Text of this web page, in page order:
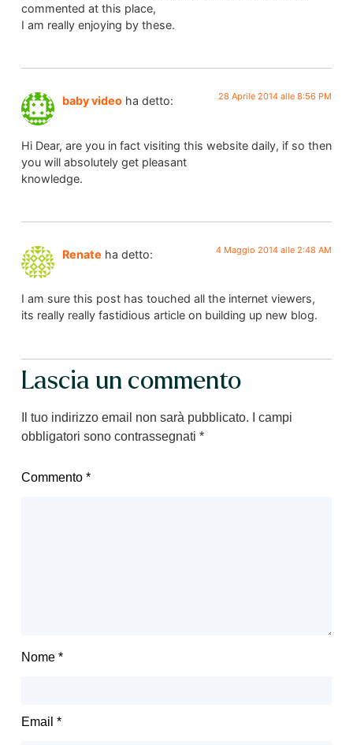
commented at this place,
I am really enjoying by these.
baby video ha detto: 28 Aprile 2014 alle 8:56 PM
Hi Dear, are you in fact visiting this website daily, if so then
you will absolutely get pleasant
knowledge.
Renate ha detto: 4 Maggio 2014 alle 2:48 AM
I am sure this post has touched all the internet viewers,
its really really fastidious article on building up new blog.
Lascia un commento
Il tuo indirizzo email non sarà pubblicato.
I campi
obbligatori sono contrassegnati *
Commento *
Nome *
Email *